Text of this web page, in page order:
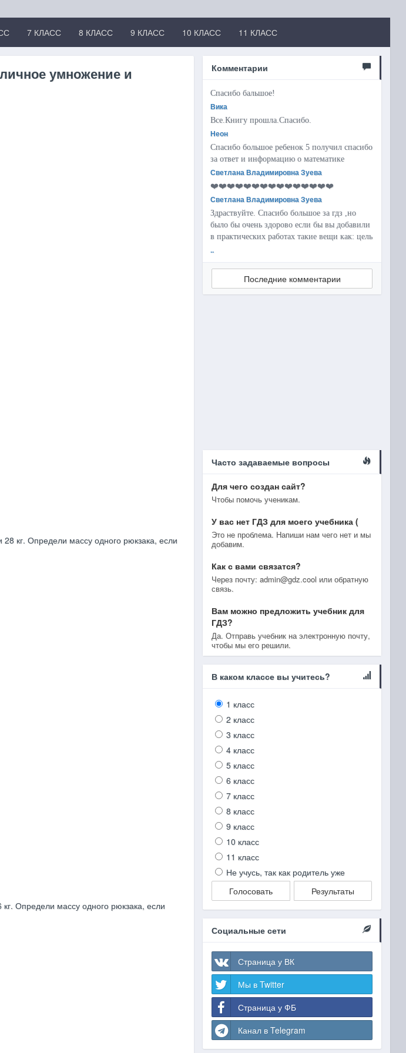
7 КЛАСС 8 КЛАСС 9 КЛАСС 10 КЛАСС 11 КЛАСС
умножение и
кг. Определи массу одного рюкзака, если
Определи массу одного рюкзака, если
Комментарии
Спасибо бальшое!
Вика
Все.Книгу прошла.Спасибо.
Неон
Спасибо большое ребенок 5 получил спасибо
за ответ и информацию о математике
Светлана Владимировна Зуева
❤️❤️❤️❤️❤️❤️❤️❤️❤️❤️❤️❤️❤️❤️❤️
Светлана Владимировна Зуева
Здраствуйте. Спасибо большое за гдз ,но
было бы очень здорово если бы вы добавили
в практических работах такие вещи как: цель
..
Последние комментарии
Часто задаваемые вопросы
Для чего создан сайт?
Чтобы помочь ученикам.
У вас нет ГДЗ для моего учебника (
Это не проблема. Напиши нам чего нет и мы
добавим.
Как с вами связатся?
Через почту: admin@gdz.cool или обратную
связь.
Вам можно предложить учебник для
ГДЗ?
Да. Отправь учебник на электронную почту,
чтобы мы его решили.
В каком классе вы учитесь?
1 класс
2 класс
3 класс
4 класс
5 класс
6 класс
7 класс
8 класс
9 класс
10 класс
11 класс
Не учусь, так как родитель уже
Голосовать
Результаты
Социальные сети
Страница у ВК
Мы в Twitter
Страница у ФБ
Канал в Telegram